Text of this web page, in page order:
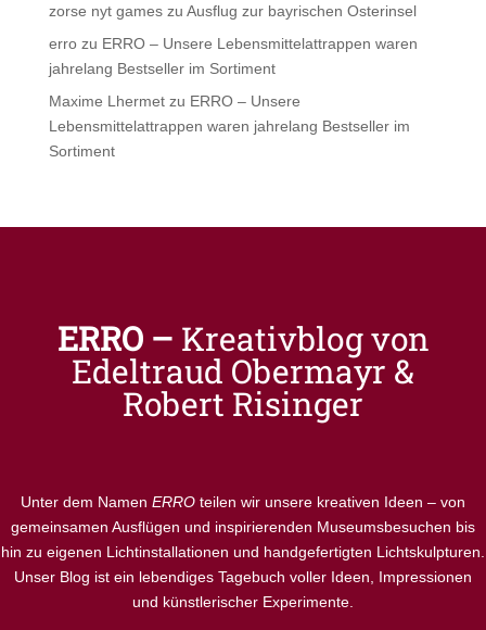
zorse nyt gameszu Ausflug zur bayrischen Osterinsel
errozu ERRO – Unsere Lebensmittelattrappen waren
jahrelang Bestseller im Sortiment
Maxime Lhermetzu ERRO – Unsere
Lebensmittelattrappen waren jahrelang Bestseller im
Sortiment
ERRO – Kreativblog von
Edeltraud Obermayr &
Robert Risinger
Unter dem Namen ERRO teilen wir unsere kreativen Ideen – von
gemeinsamen Ausflügen und inspirierenden Museumsbesuchen bis
hin zu eigenen Lichtinstallationen und handgefertigten Lichtskulpturen.
Unser Blog ist ein lebendiges Tagebuch voller Ideen, Impressionen
und künstlerischer Experimente.